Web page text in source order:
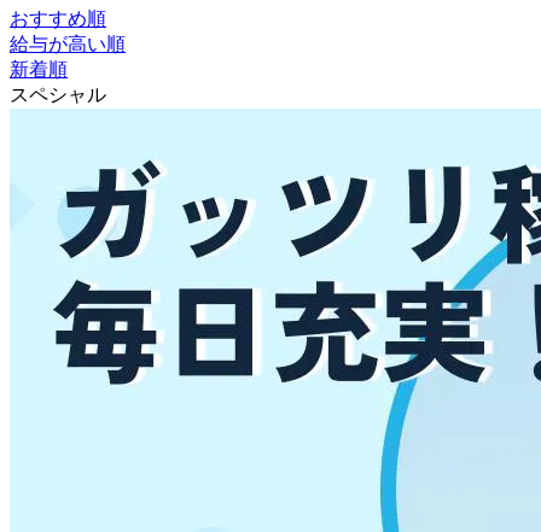
おすすめ順
給与が高い順
新着順
スペシャル